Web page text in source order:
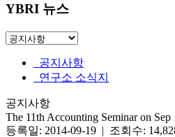
YBRI 뉴스
공지사항
연구소 소식지
공지사항
The 11th Accounting Seminar on Sep
등록일: 2014-09-19 | 조회수: